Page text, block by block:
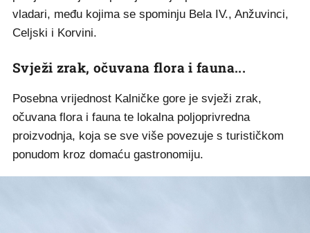
vladari, među kojima se spominju Bela IV., Anžuvinci,
Celjski i Korvini.
Svježi zrak, očuvana flora i fauna...
Posebna vrijednost Kalničke gore je svježi zrak,
očuvana flora i fauna te lokalna poljoprivredna
proizvodnja, koja se sve više povezuje s turističkom
ponudom kroz domaću gastronomiju.